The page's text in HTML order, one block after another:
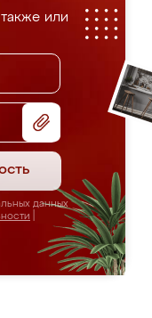
или
данных